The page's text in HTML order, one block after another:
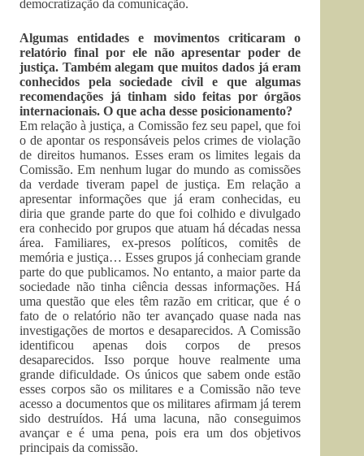
democratização da comunicação.
Algumas entidades e movimentos criticaram o
relatório final por ele não apresentar poder de
justiça. Também alegam que muitos dados já eram
conhecidos pela sociedade civil e que algumas
recomendações já tinham sido feitas por órgãos
internacionais. O que acha desse posicionamento?
Em relação à justiça, a Comissão fez seu papel, que foi
o de apontar os responsáveis pelos crimes de violação
de direitos humanos. Esses eram os limites legais da
Comissão. Em nenhum lugar do mundo as comissões
da verdade tiveram papel de justiça. Em relação a
apresentar informações que já eram conhecidas, eu
diria que grande parte do que foi colhido e divulgado
era conhecido por grupos que atuam há décadas nessa
área. Familiares, ex-presos políticos, comitês de
memória e justiça… Esses grupos já conheciam grande
parte do que publicamos. No entanto, a maior parte da
sociedade não tinha ciência dessas informações. Há
uma questão que eles têm razão em criticar, que é o
fato de o relatório não ter avançado quase nada nas
investigações de mortos e desaparecidos. A Comissão
identificou apenas dois corpos de presos
desaparecidos. Isso porque houve realmente uma
grande dificuldade. Os únicos que sabem onde estão
esses corpos são os militares e a Comissão não teve
acesso a documentos que os militares afirmam já terem
sido destruídos. Há uma lacuna, não conseguimos
avançar e é uma pena, pois era um dos objetivos
principais da comissão.